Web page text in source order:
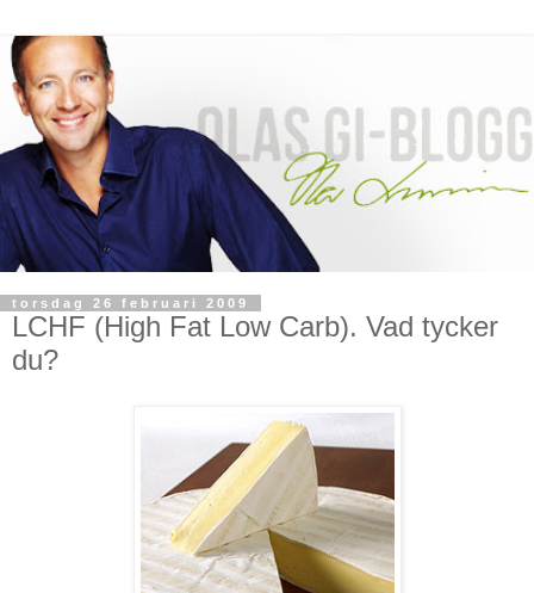
torsdag 26 februari 2009
LCHF (High Fat Low Carb). Vad tycker
du?